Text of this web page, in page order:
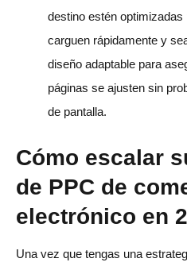
destino estén
carguen rápidamente y
diseño adaptable para
páginas se ajusten sin
de pantalla.
Cómo escalar
de PPC de
electrónico en
Una vez que tengas una